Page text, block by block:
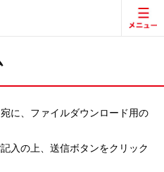
に、ファイルダウンロード用の
入の上、送信ボタンをクリック